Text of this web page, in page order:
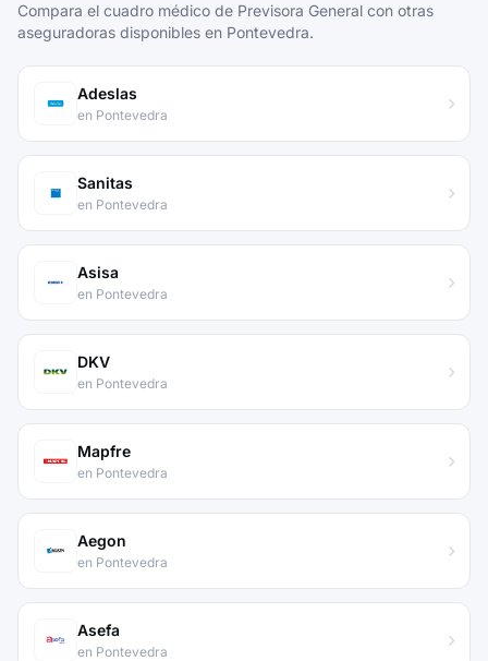
Compara el cuadro médico de Previsora General con otras
aseguradoras disponibles en Pontevedra.
Adeslas
en Pontevedra
Sanitas
en Pontevedra
Asisa
en Pontevedra
DKV
en Pontevedra
Mapfre
en Pontevedra
Aegon
en Pontevedra
Asefa
en Pontevedra